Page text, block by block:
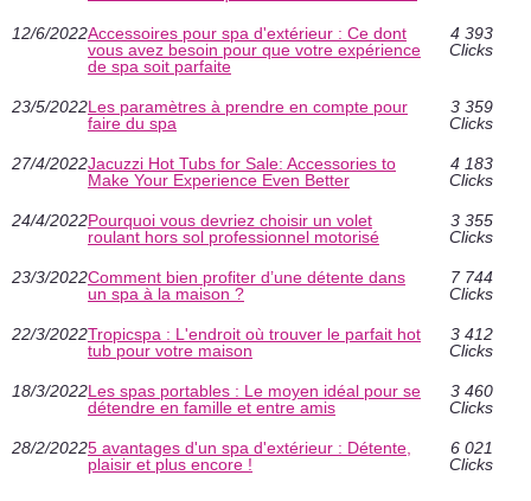
12/6/2022Accessoires pour spa d'extérieur : Ce dont
vous avez besoin pour que votre expérience
de spa soit parfaite
4 393
Clicks
23/5/2022Les paramètres à prendre en compte pour
faire du spa
3 359
Clicks
27/4/2022Jacuzzi Hot Tubs for Sale: Accessories to
Make Your Experience Even Better
4 183
Clicks
24/4/2022Pourquoi vous devriez choisir un volet
roulant hors sol professionnel motorisé
3 355
Clicks
23/3/2022Comment bien profiter d’une détente dans
un spa à la maison ?
7 744
Clicks
22/3/2022Tropicspa : L'endroit où trouver le parfait hot
tub pour votre maison
3 412
Clicks
18/3/2022Les spas portables : Le moyen idéal pour se
détendre en famille et entre amis
3 460
Clicks
28/2/20225 avantages d'un spa d'extérieur : Détente,
plaisir et plus encore !
6 021
Clicks